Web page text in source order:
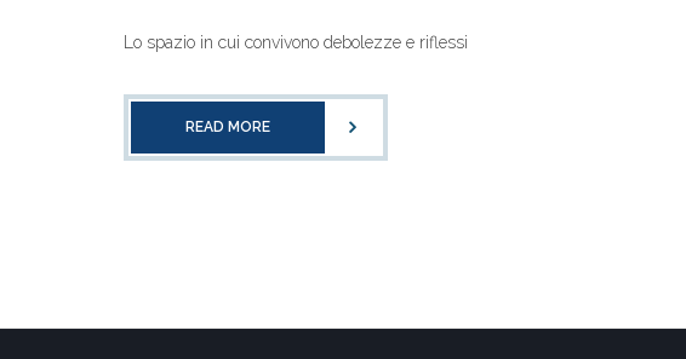
Lo spazio in cui convivono debolezze e riflessi
READ MORE